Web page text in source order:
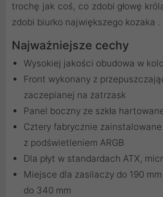
trochę jak coś, co zdobi głowę
zdobi biurko największego kozaka .
Najważniejsze cechy
Wysokiej jakości obudowa w
Front wykonany z
zaczepianej na zatrzask
Panel boczny ze szkła
Cztery fabrycznie
z podświetleniem ARGB
Dla płyt w standardach ATX,
Miejsce dla zasilaczy do 190
do 340 mm